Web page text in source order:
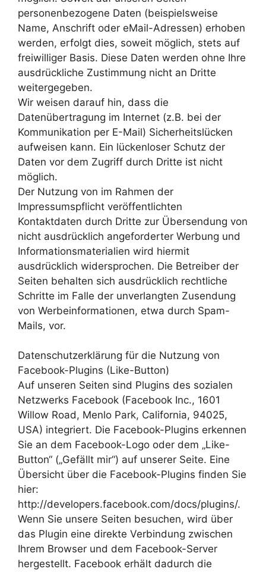
personenbezogene Daten (beispielsweise
Name, Anschrift oder eMail-Adressen) erhoben
werden, erfolgt dies, soweit möglich, stets auf
freiwilliger Basis. Diese Daten werden ohne Ihre
ausdrückliche Zustimmung nicht an Dritte
weitergegeben.
Wir weisen darauf hin, dass die
Datenübertragung im Internet (z.B. bei der
Kommunikation per E-Mail) Sicherheitslücken
aufweisen kann. Ein lückenloser Schutz der
Daten vor dem Zugriff durch Dritte ist nicht
möglich.
Der Nutzung von im Rahmen der
Impressumspflicht veröffentlichten
Kontaktdaten durch Dritte zur Übersendung von
nicht ausdrücklich angeforderter Werbung und
Informationsmaterialien wird hiermit
ausdrücklich widersprochen. Die Betreiber der
Seiten behalten sich ausdrücklich rechtliche
Schritte im Falle der unverlangten Zusendung
von Werbeinformationen, etwa durch Spam-
Mails, vor.
Datenschutzerklärung für die Nutzung von
Facebook-Plugins (Like-Button)
Auf unseren Seiten sind Plugins des sozialen
Netzwerks Facebook (Facebook Inc., 1601
Willow Road, Menlo Park, California, 94025,
USA) integriert. Die Facebook-Plugins erkennen
Sie an dem Facebook-Logo oder dem „Like-
Button“ („Gefällt mir“) auf unserer Seite. Eine
Übersicht über die Facebook-Plugins finden Sie
hier:
http://developers.facebook.com/docs/plugins/.
Wenn Sie unsere Seiten besuchen, wird über
das Plugin eine direkte Verbindung zwischen
Ihrem Browser und dem Facebook-Server
hergestellt. Facebook erhält dadurch die